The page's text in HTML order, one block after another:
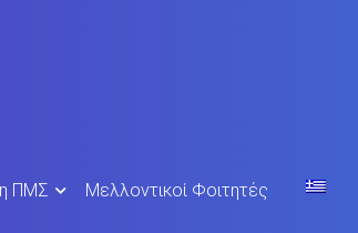
ΠΜΣ Μελλοντικοί Φοιτητές